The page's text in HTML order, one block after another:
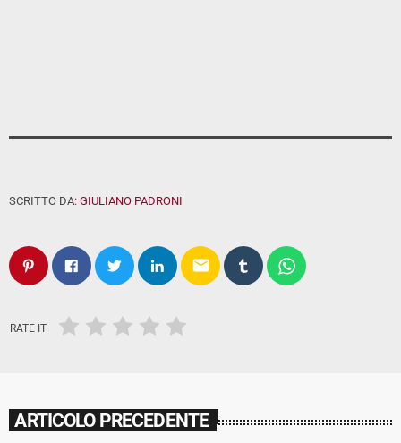
SCRITTO DA: GIULIANO PADRONI
email
RATE IT
ARTICOLO PRECEDENTE